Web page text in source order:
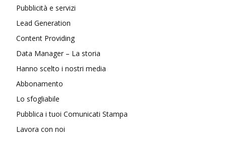
Pubblicità e servizi
Lead Generation
Content Providing
Data Manager – La storia
Hanno scelto i nostri media
Abbonamento
Lo sfogliabile
Pubblica i tuoi Comunicati Stampa
Lavora con noi